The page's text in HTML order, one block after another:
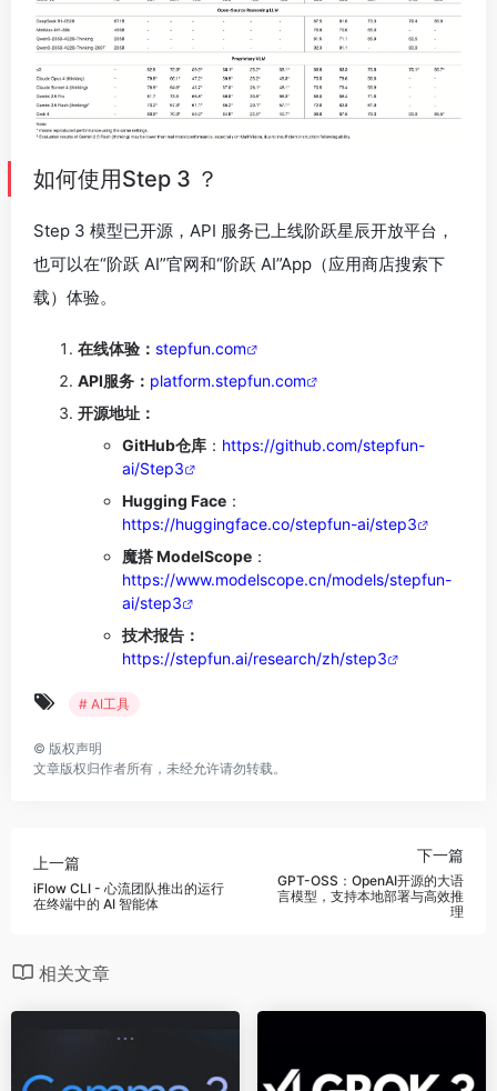
如何使用Step 3 ？
Step 3 模型已开源，API 服务已上线阶跃星辰开放平台，
也可以在“阶跃 AI”官网和“阶跃 AI”App（应用商店搜索下
载）体验。
在线体验： stepfun.com
API服务： platform.stepfun.com
开源地址：
GitHub仓库 ： https://github.com/stepfun-
ai/Step3
Hugging Face ：
https://huggingface.co/stepfun-ai/step3
魔搭 ModelScope ：
https://www.modelscope.cn/models/stepfun-
ai/step3
技术报告：
https://stepfun.ai/research/zh/step3
# AI工具
© 版权声明
文章版权归作者所有，未经允许请勿转载。
上一篇
iFlow CLI - 心流团队推出的运行
在终端中的 AI 智能体
下一篇
GPT-OSS：OpenAI开源的大语
言模型，支持本地部署与高效推
理
相关文章